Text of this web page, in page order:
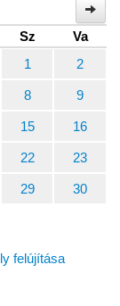
Sz
Va
1
2
8 9
15 16
22 23
29 30
felújítása